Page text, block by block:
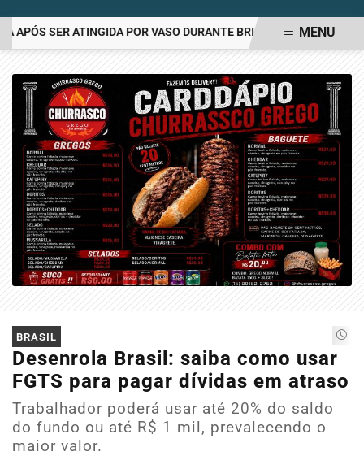
SER ATINGIDA POR VASO DURANTE BRIGA FAMILIAR EMMENU
BRASIL
Desenrola Brasil: saiba como usar
FGTS para pagar dívidas em atraso
Trabalhador poderá usar até 20% do saldo
do fundo ou até R$ 1 mil, prevalecendo o
maior valor.